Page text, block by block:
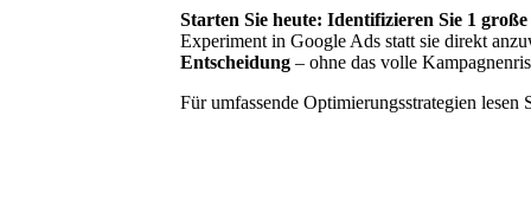
Starten Sie heute: Identifizieren Sie 1
Experiment in Google Ads statt sie direkt
Entscheidung – ohne das volle
Für umfassende Optimierungsstrategien